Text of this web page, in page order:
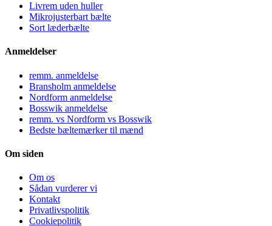
Livrem uden huller
Mikrojusterbart bælte
Sort læderbælte
Anmeldelser
remm. anmeldelse
Bransholm anmeldelse
Nordform anmeldelse
Bosswik anmeldelse
remm. vs Nordform vs Bosswik
Bedste bæltemærker til mænd
Om siden
Om os
Sådan vurderer vi
Kontakt
Privatlivspolitik
Cookiepolitik